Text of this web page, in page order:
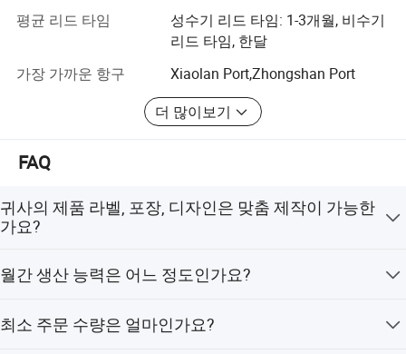
Aden 제품은 중국 시장에서 판매량이 뛰어일 뿐만 아니라
전 세계적으로 좋은 평판을 받았습니다. 품질, 배송, 서비스,
혁신은 우리가 추구해 온 철학입니다. 지금까지 우리는 광
범위한 마케팅 네트워크를 구축하고 많은 고객과 안정적인
우정을 쌓고 있습니다. 우리는 장기적인 협력을 개발하고
상호 이익을 증진하기를 희망합니다.
앞으로 우리는 계속해서 제품을 혁신하고 관리 시스템을
에 맞춰 전 세계에 맞서 나갈 것입니다.
평균 리드 타임
성수기 리드 타임: 1-3개월, 비수기
리드 타임, 한달
가장 가까운 항구
Xiaolan Port,Zhongshan Port
더 많이보기
FAQ
귀사의 제품 라벨, 포장, 디자인은 맞춤 제작이 가능한
가요?
월간 생산 능력은 어느 정도인가요?
최소 주문 수량은 얼마인가요?